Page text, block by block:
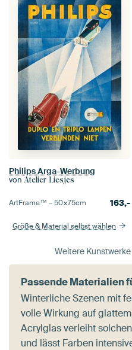
Philips Arga-Werbung
von Atelier Liesjes
ArtFrame™ –50×75cm 163,-
Größe & Material selbst wählen
Weitere
Passende Materialien
Winterliche Szenen mit
volle Wirkung auf
Acrylglas verleiht
und lässt Farben